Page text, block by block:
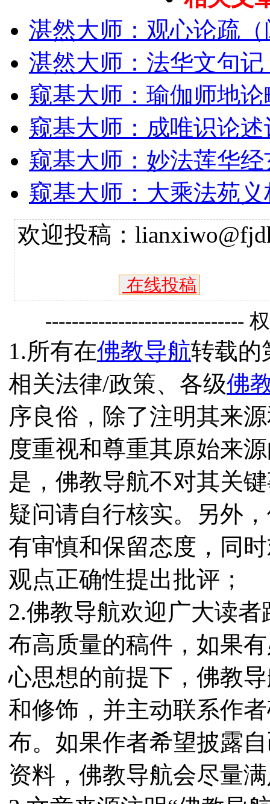
湛然大师：观心论疏
湛然大师：法华文句
窥基大师：瑜伽师地
窥基大师：成唯识论
窥基大师：妙法莲华
窥基大师：大乘法苑
欢迎投稿：
在线投稿
------------------------------
1.所有在佛教导航转载的
相关法律/政策、各级佛
序良俗，除了注明其来
度重视和尊重其原始来
是，佛教导航不对其关
疑问请自行核实。另外
有审慎和保留态度，同
观点正确性提出批评；
2.佛教导航欢迎广大读
布高质量的稿件，如果
心思想的前提下，佛教
和修饰，并主动联系作
布。如果作者希望披露
资料，佛教导航会尽量